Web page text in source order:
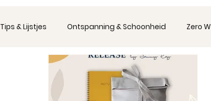
Tips & Lijstjes Ontspanning & Schoonheid Zero
Interieur & Accessoires Vanlife